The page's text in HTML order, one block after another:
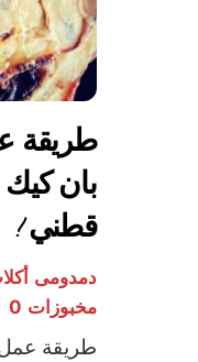
طريقة
بان
قطني !
دمدومى
مخبوزات 0
طريقة